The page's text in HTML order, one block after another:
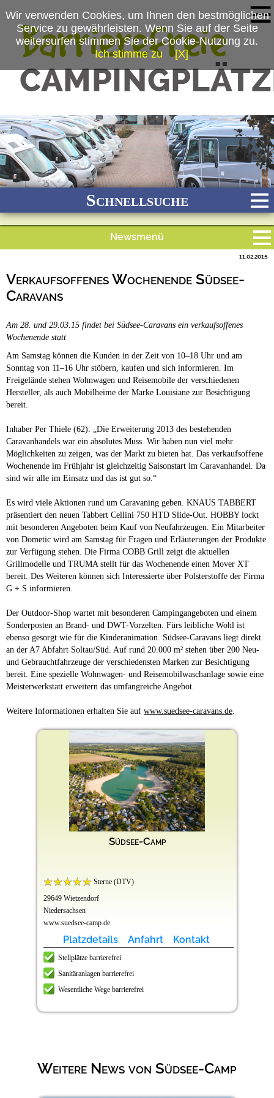
(c) www.suedsee-caravans.deSchnellsuche
Ganzjährig geöffnet
Newsmenü
Campingplätze
Verkaufsoffenes Wochenende Südsee-
Caravans
11.02.2015
Am 28. und 29.03.15 findet bei Südsee-Caravans ein verkaufsoffenes
Wochenende statt
Am Samstag können die Kunden in der Zeit von 10–18 Uhr und am
Sonntag von 11–16 Uhr stöbern, kaufen und sich informieren. Im
Freigelände stehen Wohnwagen und Reisemobile der verschiedenen
Hersteller, als auch Mobilheime der Marke Louisiane zur Besichtigung
bereit.
Inhaber Per Thiele (62): „Die Erweiterung 2013 des bestehenden
Caravanhandels war ein absolutes Muss. Wir haben nun viel mehr
Möglichkeiten zu zeigen, was der Markt zu bieten hat. Das verkaufsoffene
Wochenende im Frühjahr ist gleichzeitig Saisonstart im Caravanhandel. Da
sind wir alle im Einsatz und das ist gut so.“
Es wird viele Aktionen rund um Caravaning geben. KNAUS TABBERT
präsentiert den neuen Tabbert Cellini 750 HTD Slide-Out. HOBBY lockt
mit besonderen Angeboten beim Kauf von Neufahrzeugen. Ein Mitarbeiter
von Dometic wird am Samstag für Fragen und Erläuterungen der Produkte
zur Verfügung stehen. Die Firma COBB Grill zeigt die aktuellen
Grillmodelle und TRUMA stellt für das Wochenende einen Mover XT
bereit. Des Weiteren können sich Interessierte über Polsterstoffe der Firma
G + S informieren.
Der Outdoor-Shop wartet mit besonderen Campingangeboten und einem
Sonderposten an Brand- und DWT-Vorzelten. Fürs leibliche Wohl ist
ebenso gesorgt wie für die Kinderanimation. Südsee-Caravans liegt direkt
an der A7 Abfahrt Soltau/Süd. Auf rund 20.000 m² stehen über 200 Neu-
und Gebrauchtfahrzeuge der verschiedensten Marken zur Besichtigung
bereit. Eine spezielle Wohnwagen- und Reisemobilwaschanlage sowie eine
Meisterwerkstatt erweitern das umfangreiche Angebot.
Weitere Informationen erhalten Sie auf www.suedsee-caravans.de
Südsee-Camp
Sterne (DTV)
29649 Wietzendorf
Niedersachsen
www.suedsee-camp.de
Platzdetails Anfahrt Kontakt
Stellplätze barrierefrei
Sanitäranlagen barrierefrei
Wesentliche Wege barrierefrei
Weitere News von Südsee-Camp
Wir verwenden Cookies, um Ihnen den bestmöglichen
Service zu gewährleisten. Wenn Sie auf der Seite
weitersurfen stimmen Sie der Cookie-Nutzung zu.
Ich stimme zu
[X]